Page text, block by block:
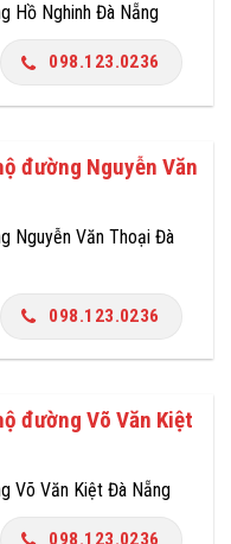
Hồ Nghinh Đà Nẵng
098.123.0236
đường Nguyễn Văn
Nguyễn Văn Thoại Đà
098.123.0236
đường Võ Văn Kiệt
Võ Văn Kiệt Đà Nẵng
098.123.0236